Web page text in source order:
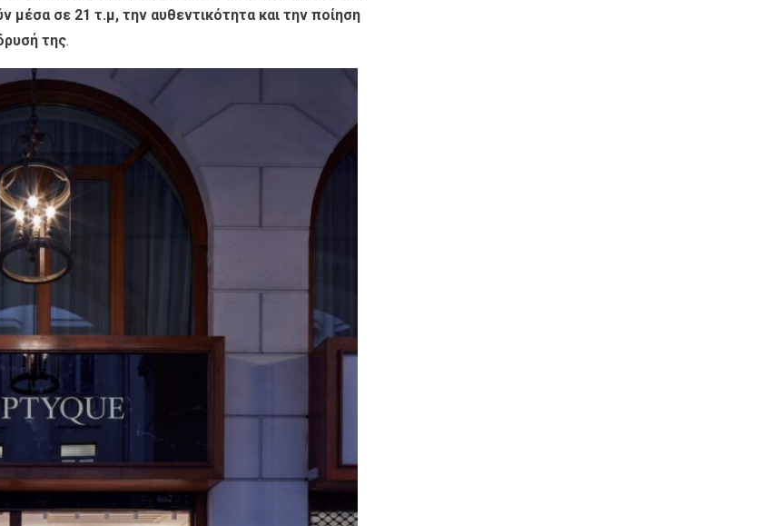
μέσα σε 21 τ.μ, την αυθεντικότητα και την ποίηση
της.